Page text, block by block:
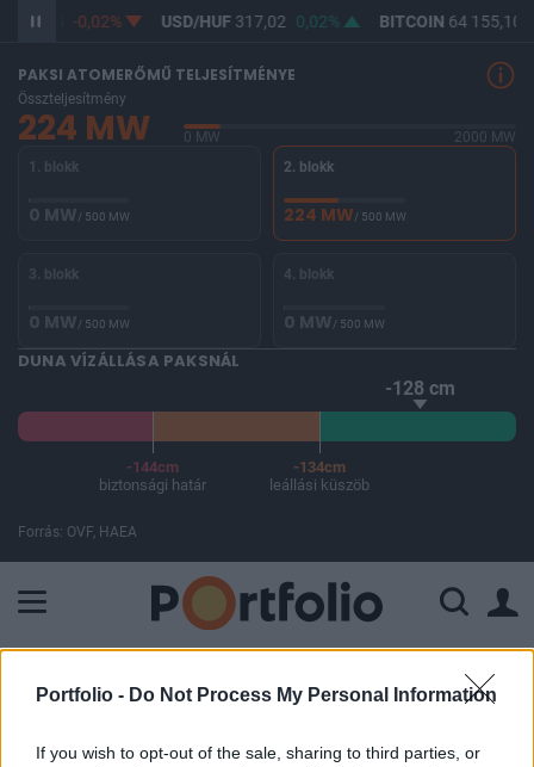
Portfolio - Do Not Process My Personal Information
If you wish to opt-out of the sale, sharing to third parties, or
365,33 -0,02% USD/HUF317,02 0,02% BITCOIN 64 155,10
PAKSI ATOMERŐMŰ TELJESÍTMÉNYE
Összteljesítmény
224 MW 0 MW
2000 MW
1. blokk
0 MW/ 500 MW
2. blokk
224 MW/ 500 MW
3. blokk
0 MW/ 500 MW
4. blokk
0 MW/ 500 MW
DUNA VÍZÁLLÁSA PAKSNÁL
-128 cm
-144cm
biztonsági határ
-134cm
leállási küszöb
Forrás: OVF, HAEA
ELŐFIZETŐI TARTALOM
Ezzel a négy nagy kihívással kell